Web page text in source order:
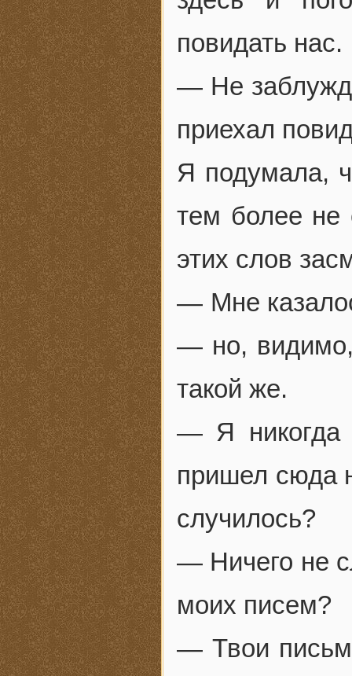
повидать нас.
— Не
приехал
Я подумала,
тем более не
этих слов
— Мне
— но, видимо,
такой же.
— Я
пришел сюда
случилось?
— Ничего не
моих писем?
— Твои